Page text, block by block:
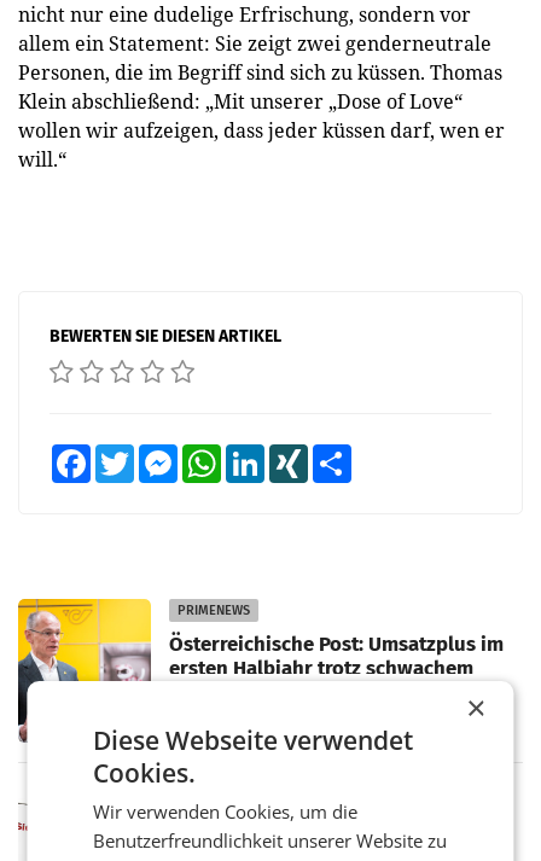
nicht nur eine dudelige Erfrischung, sondern vor
allem ein Statement: Sie zeigt zwei genderneutrale
Personen, die im Begriff sind sich zu küssen. Thomas
Klein abschließend: „Mit unserer „Dose of Love“
wollen wir aufzeigen, dass jeder küssen darf, wen er
will.“
BEWERTEN SIE DIESEN ARTIKEL
FacebookTwitter MessengerWhatsAppLinkedInXING
PRIMENEWS
Österreichische Post: Umsatzplus im
ersten Halbjahr trotz schwachem
WIEN Die Österreichische Post AG hat im
ersten Halbjahr 2026 einen Konzernumsatz
von 1.544,0 Mio. EUR erwirtschaftet, was
Vergleichszeitraum
ProSiebenSat.1 spart und macht
überraschend viel Gewinn
×
Diese Webseite verwendet
Cookies.
Wir verwenden Cookies, um die
Benutzerfreundlichkeit unserer Website zu